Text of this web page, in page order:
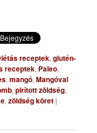
receptek,glutén-
receptek, Paleo,
,mangó,Mangóval
,pirított zöldség,
,zöldség köret |